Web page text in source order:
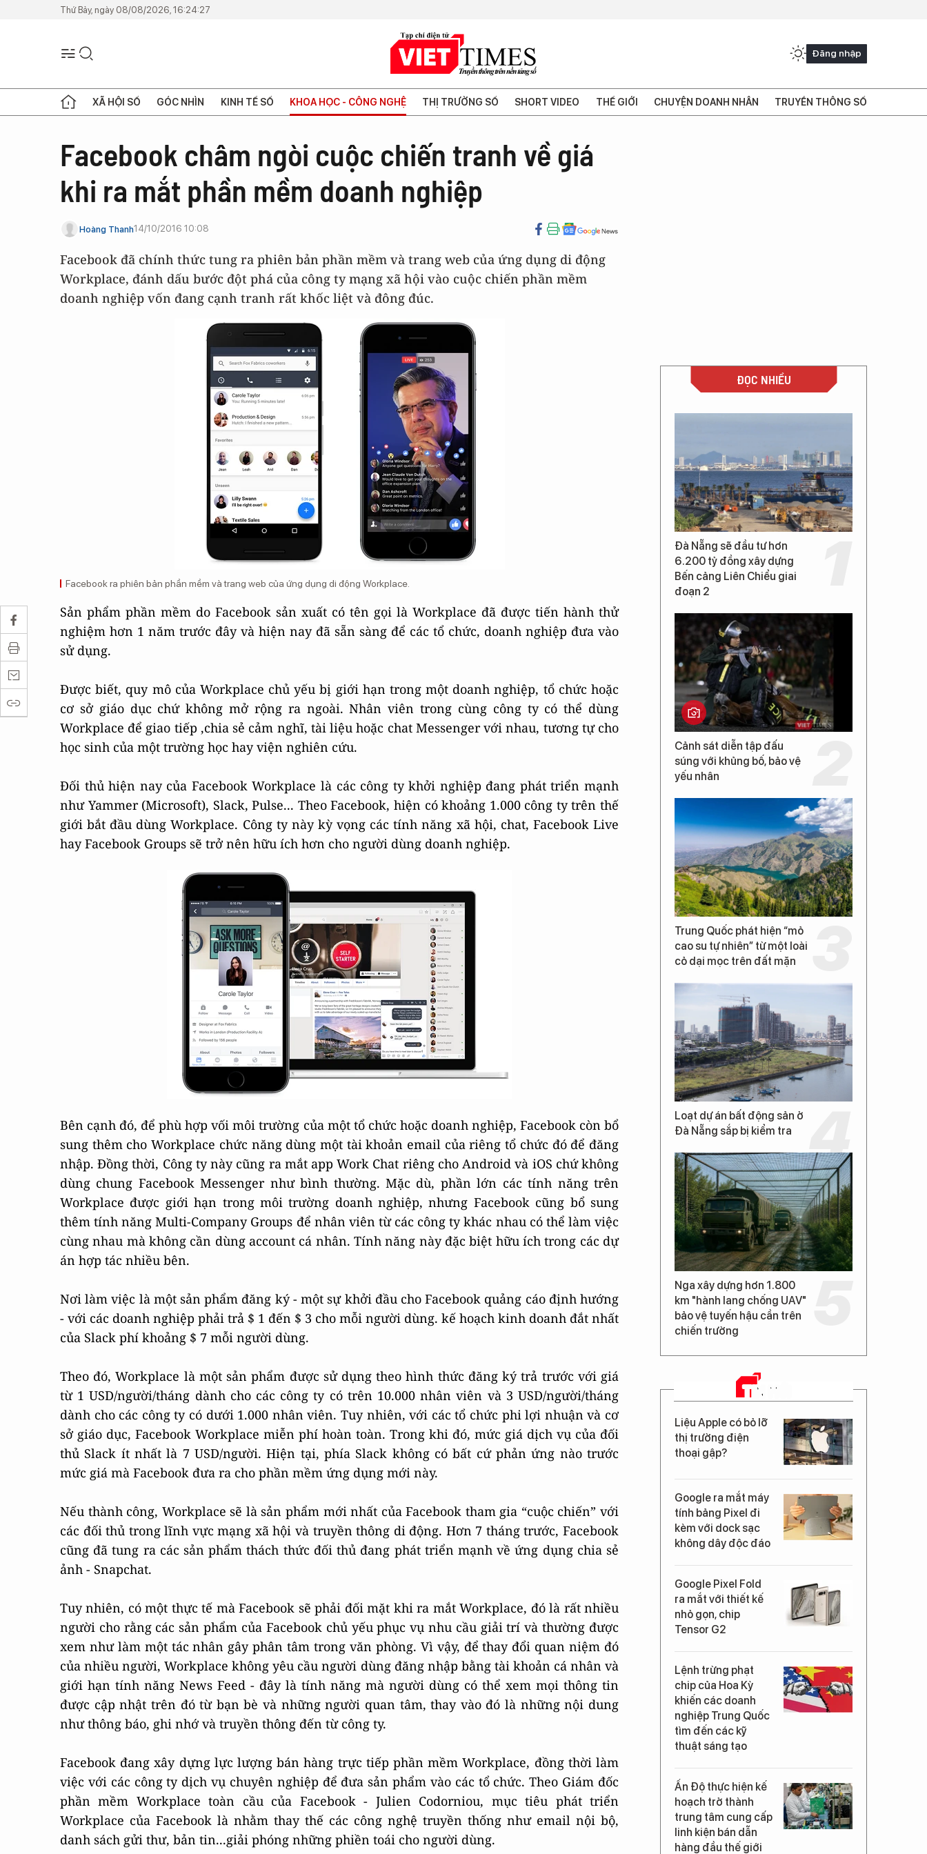
Thứ Bảy, ngày 08/08/2026, 16:24:27
Đăng nhập
XÃ HỘI SỐ GÓC NHÌN KINH TẾ SỐ KHOA HỌC - CÔNG NGHỆ THỊ TRƯỜNG SỐ SHORT VIDEO THẾ GIỚI CHUYỆN DOANH NHÂN TRUYỀN THÔNG SỐ
Facebook châm ngòi cuộc chiến tranh về giá
khi ra mắt phần mềm doanh nghiệp
Hoàng Thanh14/10/2016 10:08
Facebook đã chính thức tung ra phiên bản phần mềm và trang web của ứng dụng di động
Workplace, đánh dấu bước đột phá của công ty mạng xã hội vào cuộc chiến phần mềm
doanh nghiệp vốn đang cạnh tranh rất khốc liệt và đông đúc.
Facebook ra phiên bản phần mềm và trang web của ứng dụng di động Workplace.
Sản phẩm phần mềm do Facebook sản xuất có tên gọi là Workplace đã được tiến hành thử
nghiệm hơn 1 năm trước đây và hiện nay đã sẵn sàng để các tổ chức, doanh nghiệp đưa vào
sử dụng.
Được biết, quy mô của Workplace chủ yếu bị giới hạn trong một doanh nghiệp, tổ chức hoặc
cơ sở giáo dục chứ không mở rộng ra ngoài. Nhân viên trong cùng công ty có thể dùng
Workplace để giao tiếp ,chia sẻ cảm nghĩ, tài liệu hoặc chat Messenger với nhau, tương tự cho
học sinh của một trường học hay viện nghiên cứu.
Đối thủ hiện nay của Facebook Workplace là các công ty khởi nghiệp đang phát triển mạnh
như Yammer (Microsoft), Slack, Pulse... Theo Facebook, hiện có khoảng 1.000 công ty trên thế
giới bắt đầu dùng Workplace. Công ty này kỳ vọng các tính năng xã hội, chat, Facebook Live
hay Facebook Groups sẽ trở nên hữu ích hơn cho người dùng doanh nghiệp.
Bên cạnh đó, để phù hợp vối môi trường của một tổ chức hoặc doanh nghiệp, Facebook còn bổ
sung thêm cho Workplace chức năng dùng một tài khoản email của riêng tổ chức đó để đăng
nhập. Đồng thời, Công ty này cũng ra mắt app Work Chat riêng cho Android và iOS chứ không
dùng chung Facebook Messenger như bình thường. Mặc dù, phần lớn các tính năng trên
Workplace được giới hạn trong môi trường doanh nghiệp, nhưng Facebook cũng bổ sung
thêm tính năng Multi-Company Groups để nhân viên từ các công ty khác nhau có thể làm việc
cùng nhau mà không cần dùng account cá nhân. Tính năng này đặc biệt hữu ích trong các dự
án hợp tác nhiều bên.
Nơi làm việc là một sản phẩm đăng ký - một sự khởi đầu cho Facebook quảng cáo định hướng
- với các doanh nghiệp phải trả $ 1 đến $ 3 cho mỗi người dùng. kế hoạch kinh doanh đắt nhất
của Slack phí khoảng $ 7 mỗi người dùng.
Theo đó, Workplace là một sản phẩm được sử dụng theo hình thức đăng ký trả trước với giá
từ 1 USD/người/tháng dành cho các công ty có trên 10.000 nhân viên và 3 USD/người/tháng
dành cho các công ty có dưới 1.000 nhân viên. Tuy nhiên, với các tổ chức phi lợi nhuận và cơ
sở giáo dục, Facebook Workplace miễn phí hoàn toàn. Trong khi đó, mức giá dịch vụ của đối
thủ Slack ít nhất là 7 USD/người. Hiện tại, phía Slack không có bất cứ phản ứng nào trước
mức giá mà Facebook đưa ra cho phần mềm ứng dụng mới này.
Nếu thành công, Workplace sẽ là sản phẩm mới nhất của Facebook tham gia “cuộc chiến” với
các đối thủ trong lĩnh vực mạng xã hội và truyền thông di động. Hơn 7 tháng trước, Facebook
cũng đã tung ra các sản phẩm thách thức đối thủ đang phát triển mạnh về ứng dụng chia sẻ
ảnh - Snapchat.
Tuy nhiên, có một thực tế mà Facebook sẽ phải đối mặt khi ra mắt Workplace, đó là rất nhiều
người cho rằng các sản phẩm của Facebook chủ yếu phục vụ nhu cầu giải trí và thường được
xem như làm một tác nhân gây phân tâm trong văn phòng. Vì vậy, để thay đổi quan niệm đó
của nhiều người, Workplace không yêu cầu người dùng đăng nhập bằng tài khoản cá nhân và
giới hạn tính năng News Feed - đây là tính năng mà người dùng có thể xem mọi thông tin
được cập nhật trên đó từ bạn bè và những người quan tâm, thay vào đó là những nội dung
như thông báo, ghi nhớ và truyền thông đến từ công ty.
Facebook đang xây dựng lực lượng bán hàng trực tiếp phần mềm Workplace, đồng thời làm
việc với các công ty dịch vụ chuyên nghiệp để đưa sản phẩm vào các tổ chức. Theo Giám đốc
phần mềm Workplace toàn cầu của Facebook - Julien Codorniou, mục tiêu phát triển
Workplace của Facebook là nhằm thay thế các công nghệ truyền thống như email nội bộ,
danh sách gửi thư, bản tin...giải phóng những phiền toái cho người dùng.
ĐỌC NHIỀU
Đà Nẵng sẽ đầu tư hơn
6.200 tỷ đồng xây dựng
Bến cảng Liên Chiểu giai
đoạn 2
Cảnh sát diễn tập đấu
súng với khủng bố, bảo vệ
yếu nhân
Trung Quốc phát hiện “mỏ
cao su tự nhiên” từ một loài
cỏ dại mọc trên đất mặn
Loạt dự án bất động sản ở
Đà Nẵng sắp bị kiểm tra
Nga xây dựng hơn 1.800
km "hành lang chống UAV"
bảo vệ tuyến hậu cần trên
chiến trường
TIN MỚI
Liệu Apple có bỏ lỡ
thị trường điện
thoại gập?
Google ra mắt máy
tính bảng Pixel đi
kèm với dock sạc
không dây độc đáo
Google Pixel Fold
ra mắt với thiết kế
nhỏ gọn, chip
Tensor G2
Lệnh trừng phạt
chip của Hoa Kỳ
khiến các doanh
nghiệp Trung Quốc
tìm đến các kỹ
thuật sáng tạo
Ấn Độ thực hiện kế
hoạch trở thành
trung tâm cung cấp
linh kiện bán dẫn
hàng đầu thế giới